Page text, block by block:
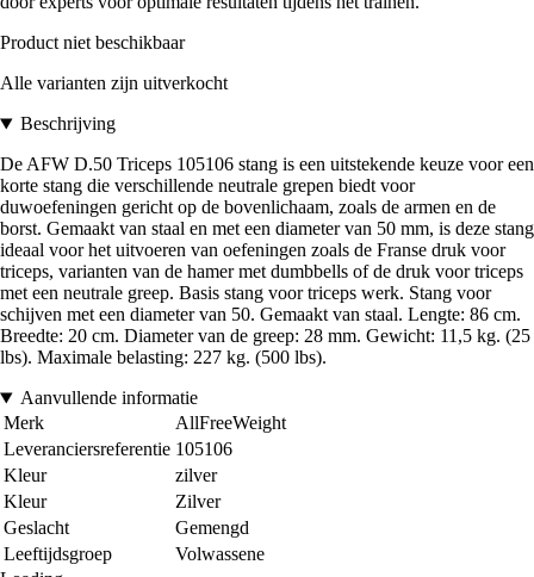
Product niet beschikbaar
Alle varianten zijn uitverkocht
Beschrijving
De AFW D.50 Triceps 105106 stang is een uitstekende keuze voor een
korte stang die verschillende neutrale grepen biedt voor
duwoefeningen gericht op de bovenlichaam, zoals de armen en de
borst. Gemaakt van staal en met een diameter van 50 mm, is deze stang
ideaal voor het uitvoeren van oefeningen zoals de Franse druk voor
triceps, varianten van de hamer met dumbbells of de druk voor triceps
met een neutrale greep. Basis stang voor triceps werk. Stang voor
schijven met een diameter van 50. Gemaakt van staal. Lengte: 86 cm.
Breedte: 20 cm. Diameter van de greep: 28 mm. Gewicht: 11,5 kg. (25
lbs). Maximale belasting: 227 kg. (500 lbs).
Aanvullende informatie
Merk
AllFreeWeight
Leveranciersreferentie 105106
Kleur
zilver
Kleur
Zilver
Geslacht
Gemengd
Leeftijdsgroep
Volwassene